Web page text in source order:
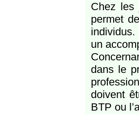
Chez les
permet
un
dans le
doivent
BTP ou